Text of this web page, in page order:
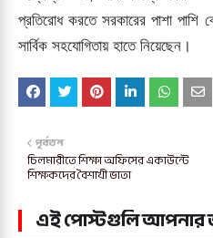
প্রতিরোধ করতে সরকারের পাশা পাশি
সার্বিক সহযোগিতায় হাতে নিয়েছেন।
পূর্বতন
চিলমারীতে শিক্ষা অফিসের একাউন্টে
শিক্ষকদের বৈশাখী ভাতা
এই পোস্টগুলি আপনার